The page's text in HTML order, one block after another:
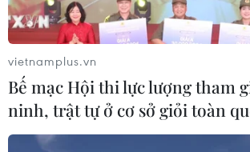
vietnamplus.vn
Bế mạc Hội thi lực lượng tham
ninh, trật tự ở cơ sở giỏi toàn